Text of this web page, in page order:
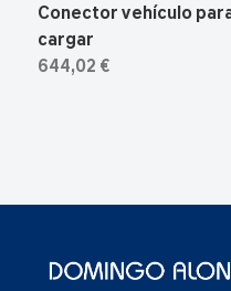
Conector vehículo
cargar
644,02 €